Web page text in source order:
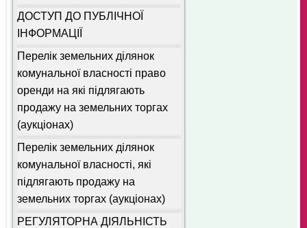
ДОСТУП ДО ПУБЛІЧНОЇ
ІНФОРМАЦІЇ
Перелік земельних ділянок
комунальної власності право
оренди на які підлягають
продажу на земельних торгах
(аукціонах)
Перелік земельних ділянок
комунальної власності, які
підлягають продажу на
земельних торгах (аукціонах)
РЕГУЛЯТОРНА ДІЯЛЬНІСТЬ